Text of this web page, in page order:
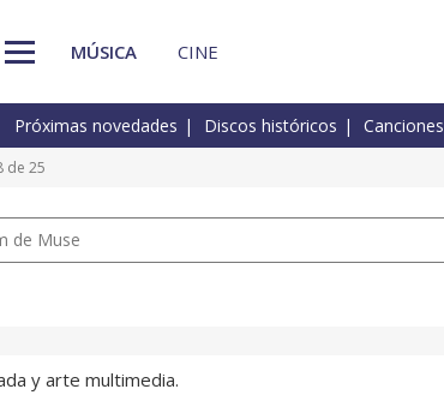
MÚSICA CINE
Próximas novedades Discos históricos Canciones
de 25
de Muse
y arte multimedia.